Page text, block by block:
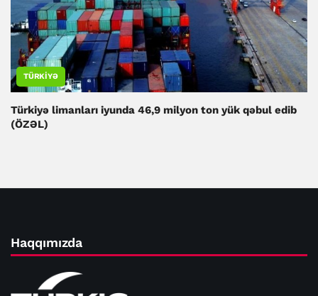
TÜRKIYƏ
Türkiyə limanları iyunda 46,9 milyon ton yük qəbul edib
(ÖZƏL)
Haqqımızda